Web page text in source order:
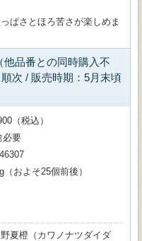
ぱさとほろ苦さが楽しめま
品番との同時購入不
次 / 販売時期：5月末頃
（税込）
必要
（およそ25個前後）
夏橙（カワノナツダイダ